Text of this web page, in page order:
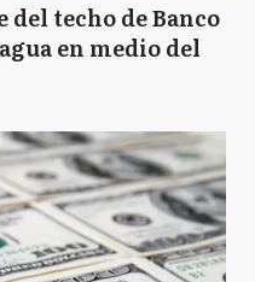
del techo de Banco
en medio del